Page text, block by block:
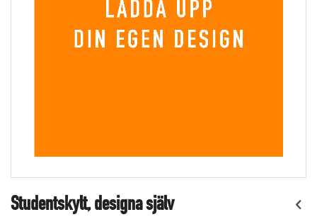
to
the
Studentskylt, designa själv